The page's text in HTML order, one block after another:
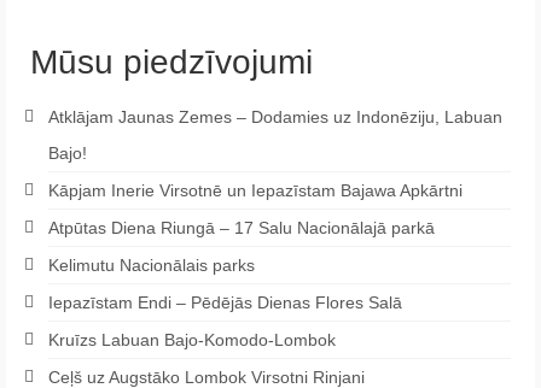
Mūsu piedzīvojumi
Atklājam Jaunas Zemes – Dodamies uz Indonēziju, Labuan
Bajo!
Kāpjam Inerie Virsotnē un Iepazīstam Bajawa Apkārtni
Atpūtas Diena Riungā – 17 Salu Nacionālajā parkā
Kelimutu Nacionālais parks
Iepazīstam Endi – Pēdējās Dienas Flores Salā
Kruīzs Labuan Bajo-Komodo-Lombok
Ceļš uz Augstāko Lombok Virsotni Rinjani